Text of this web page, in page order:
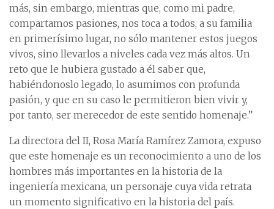
más, sin embargo, mientras que, como mi padre,
compartamos pasiones, nos toca a todos, a su familia
en primerísimo lugar, no sólo mantener estos juegos
vivos, sino llevarlos a niveles cada vez más altos. Un
reto que le hubiera gustado a él saber que,
habiéndonoslo legado, lo asumimos con profunda
pasión, y que en su caso le permitieron bien vivir y,
por tanto, ser merecedor de este sentido homenaje.”
La directora del II, Rosa María Ramírez Zamora, expuso
que este homenaje es un reconocimiento a uno de los
hombres más importantes en la historia de la
ingeniería mexicana, un personaje cuya vida retrata
un momento significativo en la historia del país.